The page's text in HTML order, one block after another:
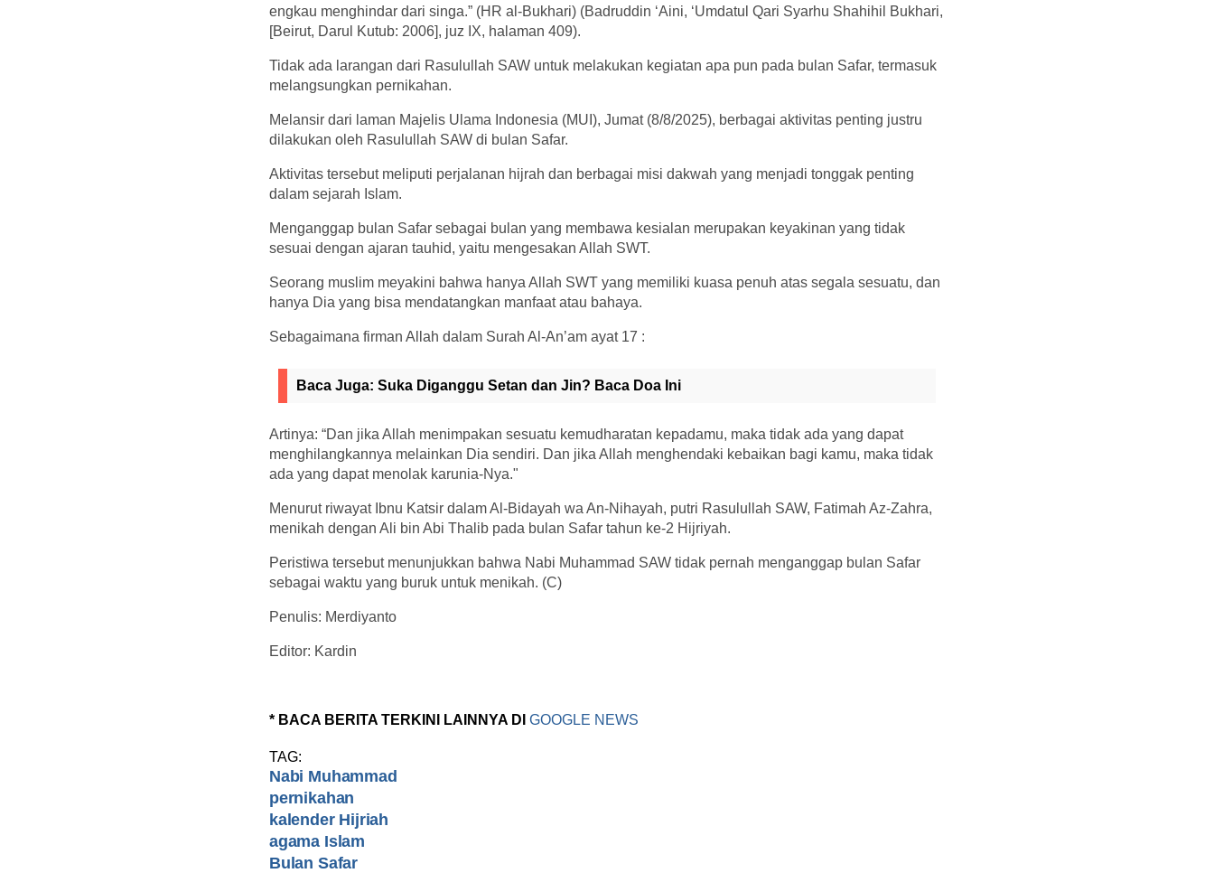
engkau menghindar dari singa.” (HR al-Bukhari) (Badruddin ‘Aini, ‘Umdatul Qari Syarhu Shahihil Bukhari,
[Beirut, Darul Kutub: 2006], juz IX, halaman 409).
Tidak ada larangan dari Rasulullah SAW untuk melakukan kegiatan apa pun pada bulan Safar, termasuk
melangsungkan pernikahan.
Melansir dari laman Majelis Ulama Indonesia (MUI), Jumat (8/8/2025), berbagai aktivitas penting justru
dilakukan oleh Rasulullah SAW di bulan Safar.
Aktivitas tersebut meliputi perjalanan hijrah dan berbagai misi dakwah yang menjadi tonggak penting
dalam sejarah Islam.
Menganggap bulan Safar sebagai bulan yang membawa kesialan merupakan keyakinan yang tidak
sesuai dengan ajaran tauhid, yaitu mengesakan Allah SWT.
Seorang muslim meyakini bahwa hanya Allah SWT yang memiliki kuasa penuh atas segala sesuatu, dan
hanya Dia yang bisa mendatangkan manfaat atau bahaya.
Sebagaimana firman Allah dalam Surah Al-An’am ayat 17 :
Baca Juga: Suka Diganggu Setan dan Jin? Baca Doa Ini
Artinya: “Dan jika Allah menimpakan sesuatu kemudharatan kepadamu, maka tidak ada yang dapat
menghilangkannya melainkan Dia sendiri. Dan jika Allah menghendaki kebaikan bagi kamu, maka tidak
ada yang dapat menolak karunia-Nya."
Menurut riwayat Ibnu Katsir dalam Al-Bidayah wa An-Nihayah, putri Rasulullah SAW, Fatimah Az-Zahra,
menikah dengan Ali bin Abi Thalib pada bulan Safar tahun ke-2 Hijriyah.
Peristiwa tersebut menunjukkan bahwa Nabi Muhammad SAW tidak pernah menganggap bulan Safar
sebagai waktu yang buruk untuk menikah. (C)
Penulis: Merdiyanto
Editor: Kardin
* BACA BERITA TERKINI LAINNYA DI GOOGLE NEWS
TAG:
Nabi Muhammad
pernikahan
kalender Hijriah
agama Islam
Bulan Safar